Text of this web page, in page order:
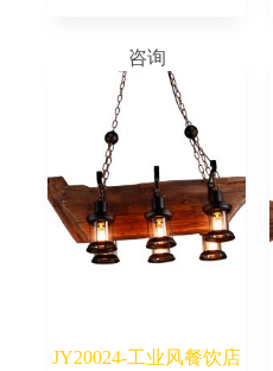
咨询
JY20024-工业风餐饮店